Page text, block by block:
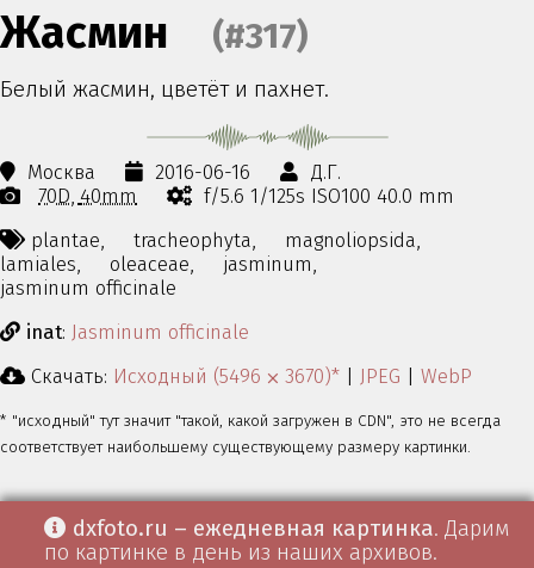
Жасмин (#317)
Белый жасмин, цветёт и пахнет.
Москва 2016-06-16
Д.Г.
70D 40mm
f/5.6 1/125s ISO100 40.0 mm
plantae,
tracheophyta,
magnoliopsida,
lamiales,
oleaceae,
jasminum,
jasminum officinale
inat: Jasminum officinale
Скачать: Исходный (5496 ⨉ 3670)* | JPEG | WebP
* "исходный" тут значит "такой, какой загружен в CDN", это не всегда
соответствует наибольшему существующему размеру картинки.
dxfoto.ru – ежедневная картинка. Дарим
по картинке в день из наших архивов.